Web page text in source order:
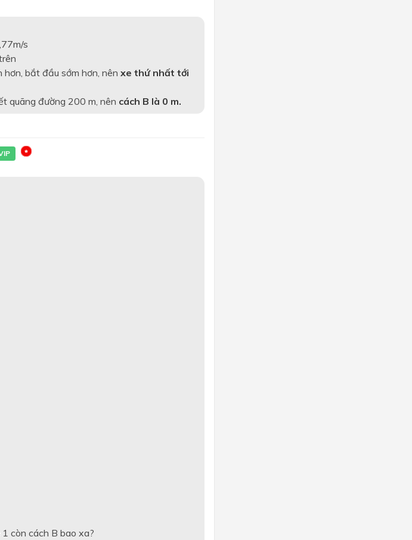
s
bắt đầu sớm hơn, nên xe thứ nhất tới
quãng đường 200 m, nên cách B là 0 m.
còn cách B bao xa?